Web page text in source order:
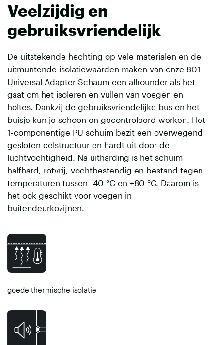
Veelzijdig en
gebruiksvriendelijk
De uitstekende hechting op vele materialen en de
uitmuntende isolatiewaarden maken van onze 801
Universal Adapter Schaum een allrounder als het
gaat om het isoleren en vullen van voegen en
holtes. Dankzij de gebruiksvriendelijke bus en het
buisje kun je schoon en gecontroleerd werken. Het
1-componentige PU schuim bezit een overwegend
gesloten celstructuur en hardt uit door de
luchtvochtigheid. Na uitharding is het schuim
halfhard, rotvrij, vochtbestendig en bestand tegen
temperaturen tussen -40 °C en +80 °C. Daarom is
het ook geschikt voor voegen in
buitendeurkozijnen.
goede thermische isolatie